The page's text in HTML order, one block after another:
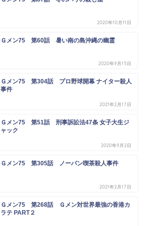
2020年10月11日
Ｇメン75 第60話 暑い南の島沖縄の幽霊
2020年9月15日
Ｇメン75 第304話 プロ野球開幕 ナイター殺人
事件
2021年2月17日
Ｇメン75 第51話 刑事訴訟法47条 女子大生ジ
ャック
2020年9月2日
Ｇメン75 第305話 ノーパン喫茶殺人事件
2021年2月17日
Ｇメン75 第268話 Ｇメン対世界最強の香港カ
ラテ PART２